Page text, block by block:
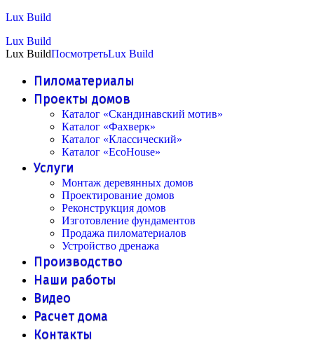
Lux Build
Lux Build
Lux BuildПосмотретьLux Build
Пиломатериалы
Проекты домов
Каталог «Скандинавский мотив»
Каталог «Фахверк»
Каталог «Классический»
Каталог «EcoHouse»
Услуги
Монтаж деревянных домов
Проектирование домов
Реконструкция домов
Изготовление фундаментов
Продажа пиломатериалов
Устройство дренажа
Производство
Наши работы
Видео
Расчет дома
Контакты